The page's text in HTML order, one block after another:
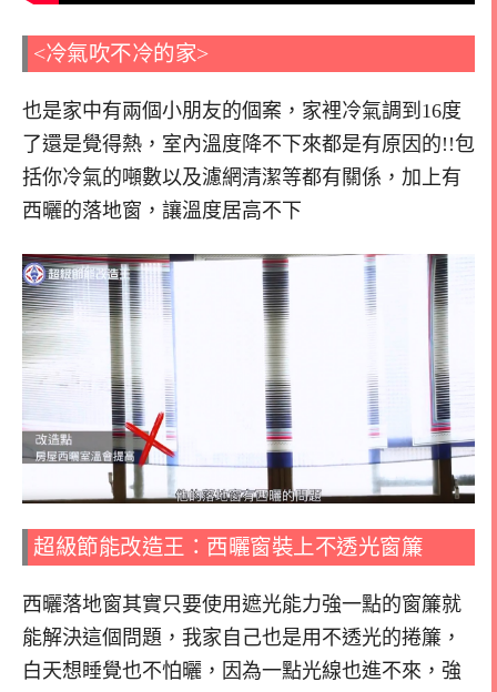
<冷氣吹不冷的家>
也是家中有兩個小朋友的個案，家裡冷氣調到16度
了還是覺得熱，室內溫度降不下來都是有原因的!!包
括你冷氣的噸數以及濾網清潔等都有關係，加上有
西曬的落地窗，讓溫度居高不下
超級節能改造王：西曬窗裝上不透光窗簾
西曬落地窗其實只要使用遮光能力強一點的窗簾就
能解決這個問題，我家自己也是用不透光的捲簾，
白天想睡覺也不怕曬，因為一點光線也進不來，強